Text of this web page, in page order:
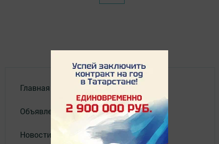
Главная
Объявления
Новости